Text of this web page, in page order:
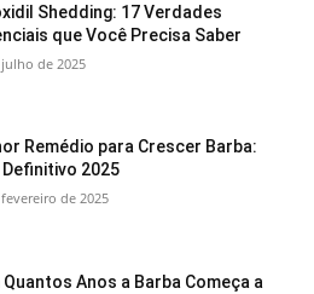
Shedding: 17 Verdades
que Você Precisa Saber
de 2025
Remédio para Crescer Barba:
Definitivo 2025
de 2025
Quantos Anos a Barba Começa a